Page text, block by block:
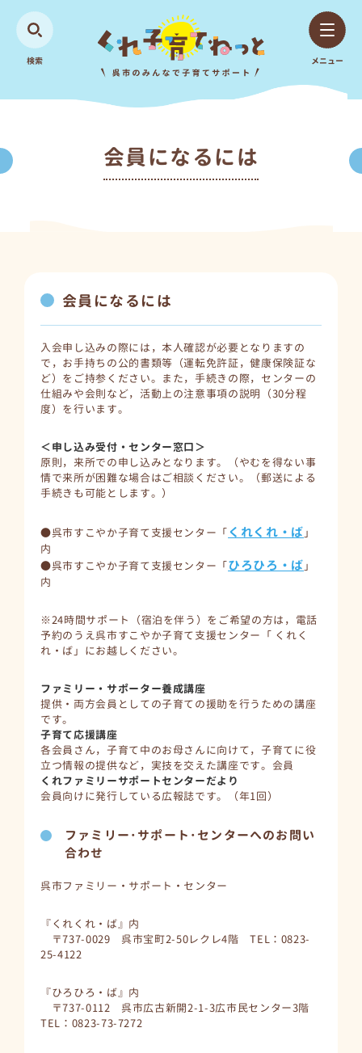
検索 メニュー
会員になるには
会員になるには
入会申し込みの際には，本人確認が必要となりますの
で，お手持ちの公的書類等（運転免許証，健康保険証な
ど）をご持参ください。また，手続きの際，センターの
仕組みや会則など，活動上の注意事項の説明（30分程
度）を行います。
＜申し込み受付・センター窓口＞
原則，来所での申し込みとなります。（やむを得ない事
情で来所が困難な場合はご相談ください。（郵送による
手続きも可能とします。）
●呉市すこやか子育て支援センター「くれくれ・ば 」
内
●呉市すこやか子育て支援センター「ひろひろ・ば 」
内
※24時間サポート（宿泊を伴う）をご希望の方は，電話
予約のうえ呉市すこやか子育て支援センター「 くれく
れ・ば」にお越しください。
ファミリー・サポーター養成講座
提供・両方会員としての子育ての援助を行うための講座
です。
子育て応援講座
各会員さん，子育て中のお母さんに向けて，子育てに役
立つ情報の提供など，実技を交えた講座です。会員
くれファミリーサポートセンターだより
会員向けに発行している広報誌です。（年1回）
ファミリー･サポート･センターへのお問い
合わせ
呉市ファミリー・サポート・センター
『くれくれ・ば』内
〒737-0029 呉市宝町2-50レクレ4階 TEL：0823-
25-4122
『ひろひろ・ば』内
〒737-0112 呉市広古新開2-1-3広市民センター3階
TEL：0823-73-7272